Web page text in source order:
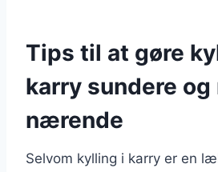
Tips til at gøre
karry sundere og
nærende
Selvom kylling i karry er en